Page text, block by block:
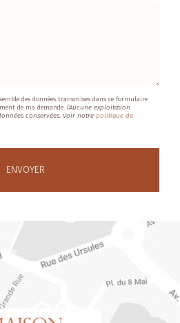
des données transmises dans ce formulaire
de ma demande.(Aucune exploitation
conservées. Voir notrepolitique de